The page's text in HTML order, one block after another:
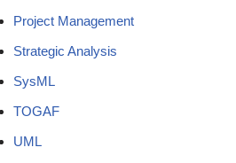
Project Management
Strategic Analysis
SysML
TOGAF
UML